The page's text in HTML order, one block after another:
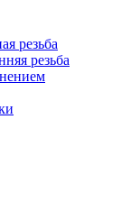
резьба
резьба